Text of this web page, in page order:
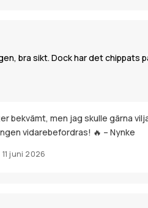
bra sikt. Dock har det chippats
bekvämt, men jag skulle gärna
vidarebefordras! 🔥 – Nynke
11 juni 2026